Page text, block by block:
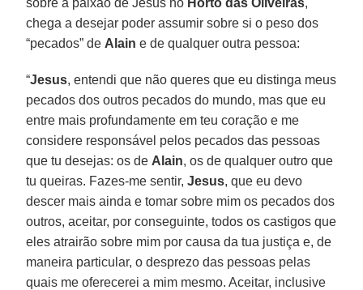
chega a desejar poder assumir sobre si o peso dos
“pecados” de Alain e de qualquer outra pessoa:
“Jesus, entendi que não queres que eu distinga meus
pecados dos outros pecados do mundo, mas que eu
entre mais profundamente em teu coração e me
considere responsável pelos pecados das pessoas
que tu desejas: os de Alain, os de qualquer outro que
tu queiras. Fazes-me sentir,Jesus, que eu devo
descer mais ainda e tomar sobre mim os pecados dos
outros, aceitar, por conseguinte, todos os castigos que
eles atrairão sobre mim por causa da tua justiça e, de
maneira particular, o desprezo das pessoas pelas
quais me oferecerei a mim mesmo. Aceitar, inclusive